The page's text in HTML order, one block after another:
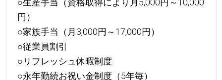
○生産手当（資格取得により月5,000円～10,000
円）
○家族手当（月3,000円～17,000円）
○従業員割引
○リフレッシュ休暇制度
○永年勤続お祝い金制度（5年毎）